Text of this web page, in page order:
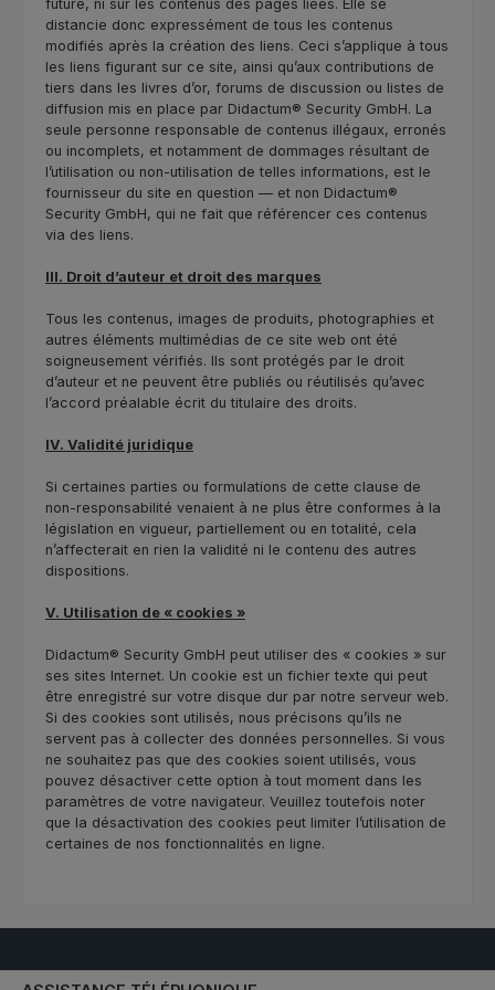
future, ni sur les contenus des pages liées. Elle se
distancie donc expressément de tous les contenus
modifiés après la création des liens. Ceci s’applique à tous
les liens figurant sur ce site, ainsi qu’aux contributions de
tiers dans les livres d’or, forums de discussion ou listes de
diffusion mis en place par Didactum® Security GmbH. La
seule personne responsable de contenus illégaux, erronés
ou incomplets, et notamment de dommages résultant de
l’utilisation ou non-utilisation de telles informations, est le
fournisseur du site en question — et non Didactum®
Security GmbH, qui ne fait que référencer ces contenus
via des liens.
III. Droit d’auteur et droit des marques
Tous les contenus, images de produits, photographies et
autres éléments multimédias de ce site web ont été
soigneusement vérifiés. Ils sont protégés par le droit
d’auteur et ne peuvent être publiés ou réutilisés qu’avec
l’accord préalable écrit du titulaire des droits.
IV. Validité juridique
Si certaines parties ou formulations de cette clause de
non-responsabilité venaient à ne plus être conformes à la
législation en vigueur, partiellement ou en totalité, cela
n’affecterait en rien la validité ni le contenu des autres
dispositions.
V. Utilisation de « cookies »
Didactum® Security GmbH peut utiliser des « cookies » sur
ses sites Internet. Un cookie est un fichier texte qui peut
être enregistré sur votre disque dur par notre serveur web.
Si des cookies sont utilisés, nous précisons qu’ils ne
servent pas à collecter des données personnelles. Si vous
ne souhaitez pas que des cookies soient utilisés, vous
pouvez désactiver cette option à tout moment dans les
paramètres de votre navigateur. Veuillez toutefois noter
que la désactivation des cookies peut limiter l’utilisation de
certaines de nos fonctionnalités en ligne.